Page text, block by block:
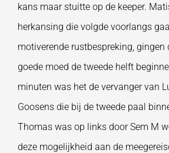
kans maar stuitte op de keeper.
herkansing die volgde voorlangs
motiverende rustbespreking, gingen
goede moed de tweede helft
minuten was het de vervanger van
Goosens die bij de tweede paal
Thomas was op links door Sem M
deze mogelijkheid aan de